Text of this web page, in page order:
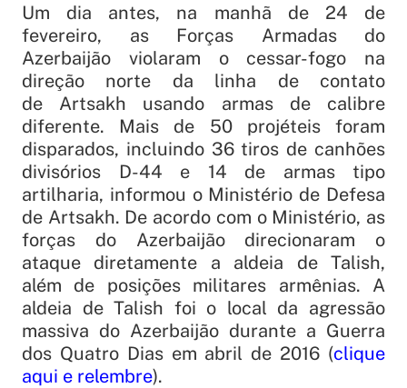
Um dia antes, na manhã de 24 de
fevereiro, as Forças Armadas do
Azerbaijão violaram o cessar-fogo na
direção norte da linha de contato
de Artsakh usando armas de calibre
diferente. Mais de 50 projéteis foram
disparados, incluindo 36 tiros de canhões
divisórios D-44 e 14 de armas tipo
artilharia, informou o Ministério de Defesa
de Artsakh. De acordo com o Ministério, as
forças do Azerbaijão direcionaram o
ataque diretamente a aldeia de Talish,
além de posições militares armênias. A
aldeia de Talish foi o local da agressão
massiva do Azerbaijão durante a Guerra
dos Quatro Dias em abril de 2016 (clique
aqui e relembre).